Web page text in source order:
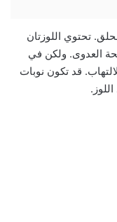
تحتوي اللوزتان
العدوى. ولكن في
قد تكون نوبات